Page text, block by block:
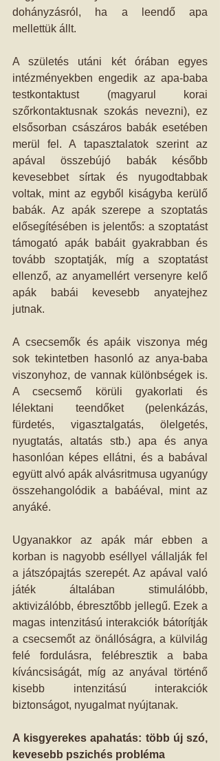
dohányzásról, ha a leendő apa
mellettük állt.
A születés utáni két órában egyes
intézményekben engedik az apa-baba
testkontaktust (magyarul korai
szőrkontaktusnak szokás nevezni), ez
elsősorban császáros babák esetében
merül fel. A tapasztalatok szerint az
apával összebújó babák később
kevesebbet sírtak és nyugodtabbak
voltak, mint az egyből kiságyba kerülő
babák. Az apák szerepe a szoptatás
elősegítésében is jelentős: a szoptatást
támogató apák babáit gyakrabban és
tovább szoptatják, míg a szoptatást
ellenző, az anyamellért versenyre kelő
apák babái kevesebb anyatejhez
jutnak.
A csecsemők és apáik viszonya még
sok tekintetben hasonló az anya-baba
viszonyhoz, de vannak különbségek is.
A csecsemő körüli gyakorlati és
lélektani teendőket (pelenkázás,
fürdetés, vigasztalgatás, ölelgetés,
nyugtatás, altatás stb.) apa és anya
hasonlóan képes ellátni, és a babával
együtt alvó apák alvásritmusa ugyanúgy
összehangolódik a babáéval, mint az
anyáké.
Ugyanakkor az apák már ebben a
korban is nagyobb eséllyel vállalják fel
a játszópajtás szerepét. Az apával való
játék általában stimulálóbb,
aktivizálóbb, ébresztőbb jellegű. Ezek a
magas intenzitású interakciók bátorítják
a csecsemőt az önállóságra, a külvilág
felé fordulásra, felébresztik a baba
kíváncsiságát, míg az anyával történő
kisebb intenzitású interakciók
biztonságot, nyugalmat nyújtanak.
A kisgyerekes apahatás: több új szó,
kevesebb pszichés probléma